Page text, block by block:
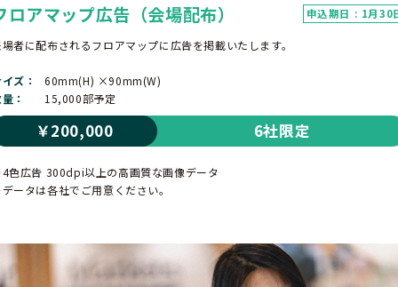
ロアマップ広告（会場配布） 申込期日 : 1月30
者に配布されるフロアマップに広告を掲載いたします。
ズ
60mm(H) ×90mm(W)
15,000部予定
￥200,000 6社限定
色広告 300dpi以上の高画質な画像データ
ータは各社でご用意ください。